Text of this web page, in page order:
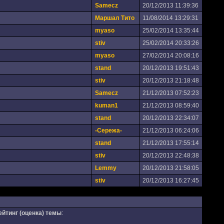
Samecz
20/12/2013 11:39:36
Маршал Тито
11/08/2014 13:29:31
myaso
25/02/2014 13:35:44
stiv
25/02/2014 20:33:26
myaso
27/02/2014 20:08:16
stand
20/12/2013 19:51:43
stiv
20/12/2013 21:18:48
Samecz
21/12/2013 07:52:23
kuman1
21/12/2013 08:59:40
stand
20/12/2013 22:34:07
-Сережа-
21/12/2013 06:24:06
stand
21/12/2013 17:55:14
stiv
20/12/2013 22:48:38
Lemmy
20/12/2013 21:58:05
stiv 20/12/2013 16:27:45
(оценка) темы: